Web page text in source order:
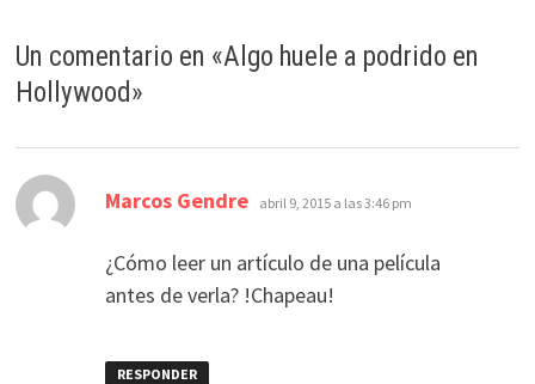
Un comentario en «Algo huele a podrido en
Hollywood»
Marcos Gendre dice:
abril 9, 2015 a las 3:46 pm
¿Cómo leer un artículo de una película
antes de verla? !Chapeau!
RESPONDER